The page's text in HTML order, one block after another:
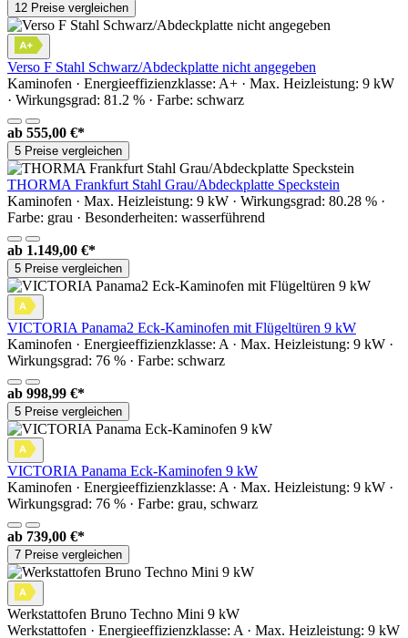
12 Preise vergleichen
Verso F Stahl Schwarz/Abdeckplatte nicht angegeben
Kaminofen · Energieeffizienzklasse: A+ · Max. Heizleistung: 9 kW
· Wirkungsgrad: 81.2 % · Farbe: schwarz
ab 555,00 €*
5 Preise vergleichen
THORMA Frankfurt Stahl Grau/Abdeckplatte Speckstein
Kaminofen · Max. Heizleistung: 9 kW · Wirkungsgrad: 80.28 % ·
Farbe: grau · Besonderheiten: wasserführend
ab 1.149,00 €*
5 Preise vergleichen
VICTORIA Panama2 Eck-Kaminofen mit Flügeltüren 9 kW
Kaminofen · Energieeffizienzklasse: A · Max. Heizleistung: 9 kW ·
Wirkungsgrad: 76 % · Farbe: schwarz
ab 998,99 €*
5 Preise vergleichen
VICTORIA Panama Eck-Kaminofen 9 kW
Kaminofen · Energieeffizienzklasse: A · Max. Heizleistung: 9 kW ·
Wirkungsgrad: 76 % · Farbe: grau, schwarz
ab 739,00 €*
7 Preise vergleichen
Werkstattofen Bruno Techno Mini 9 kW
Werkstattofen · Energieeffizienzklasse: A · Max. Heizleistung: 9 kW